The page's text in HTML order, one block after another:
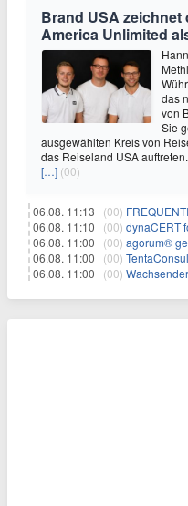
Brand USA
America Unlimited
das
von
Sie
ausgewählten Kreis von
das Reiseland USA
[…] (00)
06.08. 11:13 | (00) FREQUENTIS - Estland
06.08. 11:10 | (00) dynaCERT
06.08. 11:00 | (00) agorum® gewinnt
06.08. 11:00 | (00) TentaConsult bündelt
06.08. 11:00 | (00) Wachsender